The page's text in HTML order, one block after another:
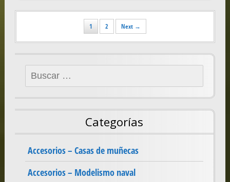
1 2 Next →
Buscar:
Categorías
Accesorios – Casas de muñecas
Accesorios – Modelismo naval